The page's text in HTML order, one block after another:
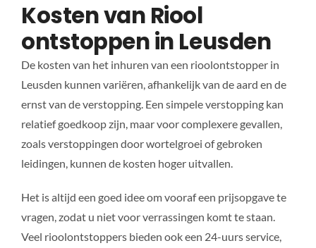
Kosten van Riool
ontstoppen in Leusden
De kosten van het inhuren van een rioolontstopper in
Leusden kunnen variëren, afhankelijk van de aard en de
ernst van de verstopping. Een simpele verstopping kan
relatief goedkoop zijn, maar voor complexere gevallen,
zoals verstoppingen door wortelgroei of gebroken
leidingen, kunnen de kosten hoger uitvallen.
Het is altijd een goed idee om vooraf een prijsopgave te
vragen, zodat u niet voor verrassingen komt te staan.
Veel rioolontstoppers bieden ook een 24-uurs service,